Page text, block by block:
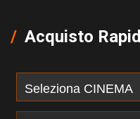
Acquisto